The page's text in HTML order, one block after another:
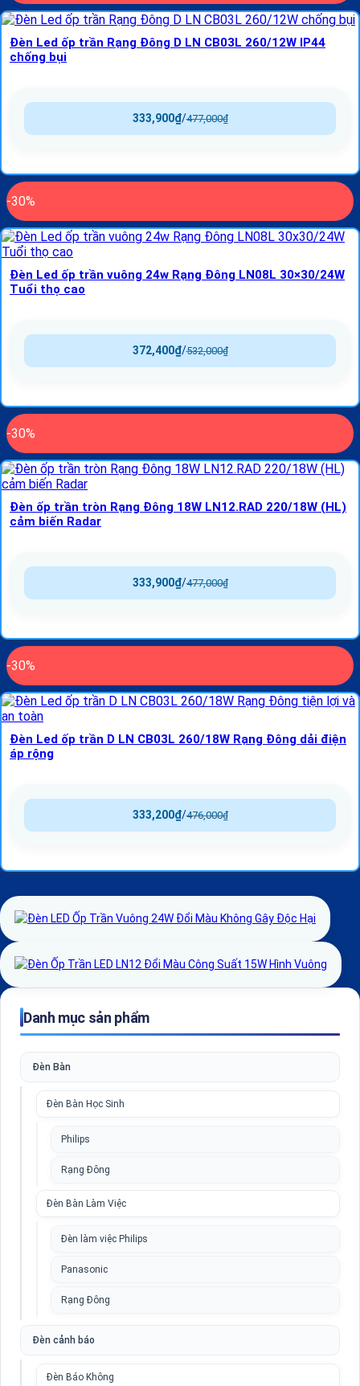
Đèn Led ốp trần Rạng Đông D LN CB03L 260/12W IP44
chống bụi
477,000₫
/
333,900₫
-30%
Đèn Led ốp trần vuông 24w Rạng Đông LN08L 30×30/24W
Tuổi thọ cao
532,000₫
/
372,400₫
-30%
Đèn ốp trần tròn Rạng Đông 18W LN12.RAD 220/18W (HL)
cảm biến Radar
477,000₫
/
333,900₫
-30%
Đèn Led ốp trần D LN CB03L 260/18W Rạng Đông dải điện
áp rộng
476,000₫
/
333,200₫
Danh mục sản phẩm
Đèn Bàn
Đèn Bàn Học Sinh
Philips
Rạng Đông
Đèn Bàn Làm Việc
Đèn làm việc Philips
Panasonic
Rạng Đông
Đèn cảnh báo
Đèn Báo Không